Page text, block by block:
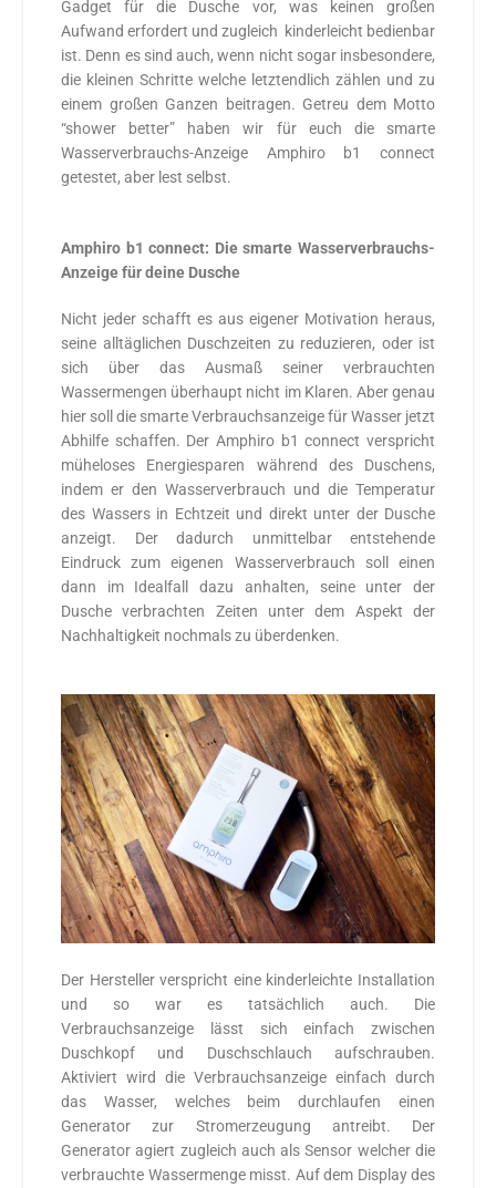
Gadget für die Dusche vor, was keinen großen
Aufwand erfordert und zugleich kinderleicht bedienbar
ist. Denn es sind auch, wenn nicht sogar insbesondere,
die kleinen Schritte welche letztendlich zählen und zu
einem großen Ganzen beitragen. Getreu dem Motto
“shower better” haben wir für euch die smarte
Wasserverbrauchs-Anzeige Amphiro b1 connect
getestet, aber lest selbst.
Amphiro b1 connect: Die smarte Wasserverbrauchs-
Anzeige für deine Dusche
Nicht jeder schafft es aus eigener Motivation heraus,
seine alltäglichen Duschzeiten zu reduzieren, oder ist
sich über das Ausmaß seiner verbrauchten
Wassermengen überhaupt nicht im Klaren. Aber genau
hier soll die smarte Verbrauchsanzeige für Wasser jetzt
Abhilfe schaffen. Der Amphiro b1 connect verspricht
müheloses Energiesparen während des Duschens,
indem er den Wasserverbrauch und die Temperatur
des Wassers in Echtzeit und direkt unter der Dusche
anzeigt. Der dadurch unmittelbar entstehende
Eindruck zum eigenen Wasserverbrauch soll einen
dann im Idealfall dazu anhalten, seine unter der
Dusche verbrachten Zeiten unter dem Aspekt der
Nachhaltigkeit nochmals zu überdenken.
Der Hersteller verspricht eine kinderleichte Installation
und so war es tatsächlich auch. Die
Verbrauchsanzeige lässt sich einfach zwischen
Duschkopf und Duschschlauch aufschrauben.
Aktiviert wird die Verbrauchsanzeige einfach durch
das Wasser, welches beim durchlaufen einen
Generator zur Stromerzeugung antreibt. Der
Generator agiert zugleich auch als Sensor welcher die
verbrauchte Wassermenge misst. Auf dem Display des